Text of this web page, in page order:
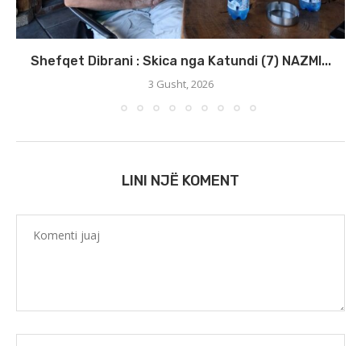
Shefqet Dibrani : Skica nga Katundi (7) NAZMI...
3 Gusht, 2026
LINI NJË KOMENT